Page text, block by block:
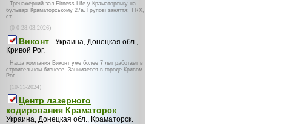
Тренажерний зал Fitness Life у Краматорську на
бульварі Краматорському 27а. Групові заняття: TRX,
ст
(0-0-28.03.2026)
Виконт - Украина, Донецкая обл.,
Кривой Рог.
Наша компания Виконт уже более 7 лет работает в
строительном бизнесе. Занимается в городе Кривом
Рог
(10-11-2024)
Центр лазерного
кодирования Краматорск -
Украина, Донецкая обл., Краматорск.